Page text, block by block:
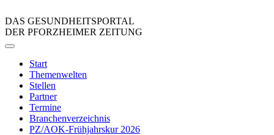
DAS GESUNDHEITSPORTAL
DER PFORZHEIMER ZEITUNG
Start
Themenwelten
Stellen
Partner
Termine
Branchenverzeichnis
PZ/AOK-Frühjahrskur 2026